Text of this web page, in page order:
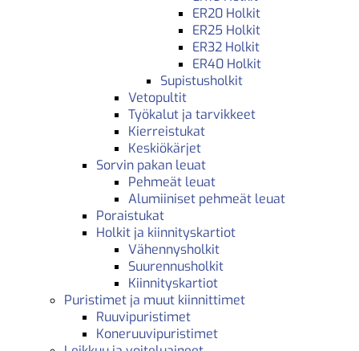
ER20 Holkit
ER25 Holkit
ER32 Holkit
ER40 Holkit
Supistusholkit
Vetopultit
Työkalut ja tarvikkeet
Kierreistukat
Keskiökärjet
Sorvin pakan leuat
Pehmeät leuat
Alumiiniset pehmeät leuat
Poraistukat
Holkit ja kiinnityskartiot
Vähennysholkit
Suurennusholkit
Kiinnityskartiot
Puristimet ja muut kiinnittimet
Ruuvipuristimet
Koneruuvipuristimet